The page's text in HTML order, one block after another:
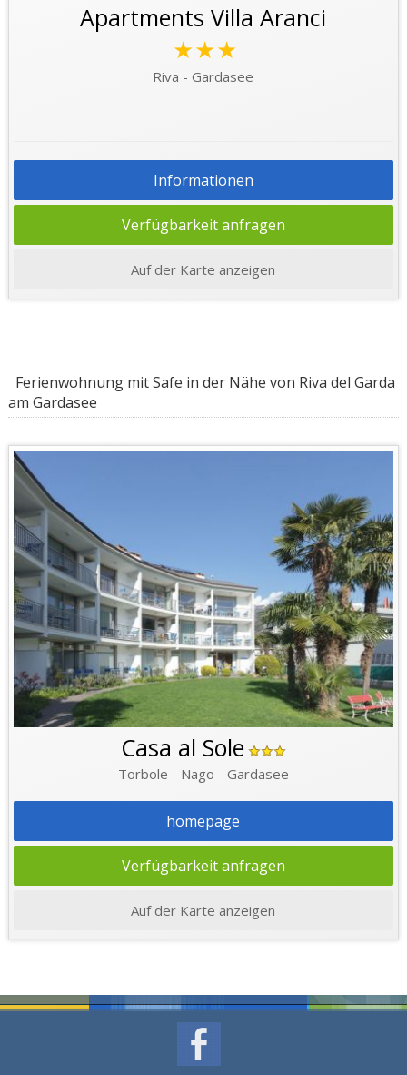
Apartments Villa Aranci
★★★
Riva - Gardasee
Informationen
Verfügbarkeit anfragen
Auf der Karte anzeigen
Ferienwohnung mit Safe in der Nähe von Riva del Garda
am Gardasee
Casa al Sole
Torbole - Nago - Gardasee
homepage
Verfügbarkeit anfragen
Auf der Karte anzeigen